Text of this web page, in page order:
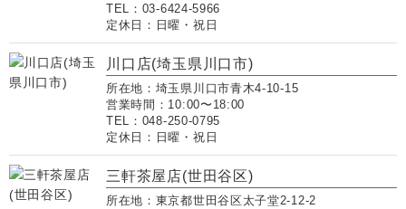
TEL：03-6424-5966
定休日：日曜・祝日
川口店(埼玉県川口市)
所在地：埼玉県川口市青木4-10-15
営業時間：10:00〜18:00
TEL：048-250-0795
定休日：日曜・祝日
三軒茶屋店(世田谷区)
所在地：東京都世田谷区太子堂2-12-2